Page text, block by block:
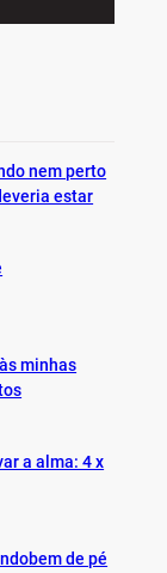
nem perto
estar
minhas
a alma: 4 x
de pé